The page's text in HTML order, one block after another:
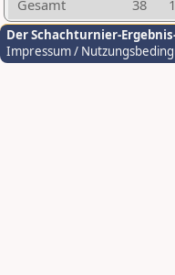
Gesamt
38
Der Schachturnier-
Impressum /